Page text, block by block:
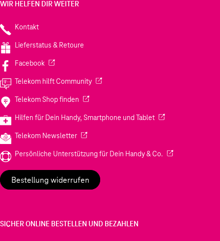
schützend - das ist der einzige Kunststoff, den man
WIR HELFEN DIR WEITER
Kontakt
Lieferstatus & Retoure
Facebook(Wird in einem neuen Tab geöffnet)
Telekom hilft Community(Wird in einem neuen Tab geöffnet)
Telekom Shop finden (Wird in einem neuen Tab geöffnet)
Hilfen für Dein Handy, Smartphone und Tablet(Wird in einem
Telekom Newsletter(Wird in einem neuen Tab geöffnet)
Persönliche Unterstützung für Dein Handy & Co. (Wird in einem
Bestellung widerrufen
SICHER ONLINE BESTELLEN UND BEZAHLEN